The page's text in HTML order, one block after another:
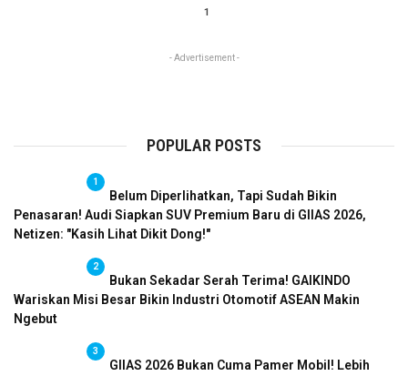
1
- Advertisement -
POPULAR POSTS
1
Belum Diperlihatkan, Tapi Sudah Bikin
Penasaran! Audi Siapkan SUV Premium Baru di GIIAS 2026,
Netizen: "Kasih Lihat Dikit Dong!"
2
Bukan Sekadar Serah Terima! GAIKINDO
Wariskan Misi Besar Bikin Industri Otomotif ASEAN Makin
Ngebut
3
GIIAS 2026 Bukan Cuma Pamer Mobil! Lebih